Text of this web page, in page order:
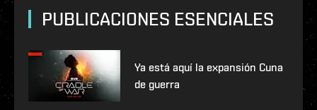
PUBLICACIONES ESENCIALES
Ya está aquí la expansión Cuna
de guerra